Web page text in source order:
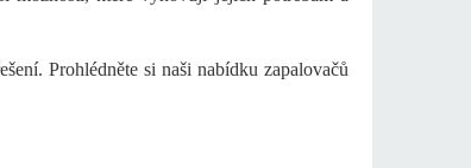
Prohlédněte si naši nabídku zapalovačů